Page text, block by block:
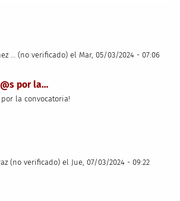
… (no verificado) el Mar, 05/03/2024 - 07:06
por la…
la convocatoria!
(no verificado) el Jue, 07/03/2024 - 09:22